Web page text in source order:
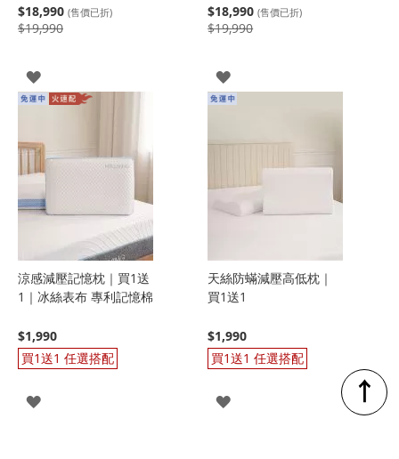
$18,990 (售價已折)
$19,990
登
入
$18,990 (售價已折)
$19,990
登
入
涼感減壓記憶枕｜買1送
1｜冰絲表布 專利記憶棉
$1,990
買1送1 任選搭配
登
天絲防蟎減壓高低枕｜
買1送1
$1,990
買1送1 任選搭配
登
↑